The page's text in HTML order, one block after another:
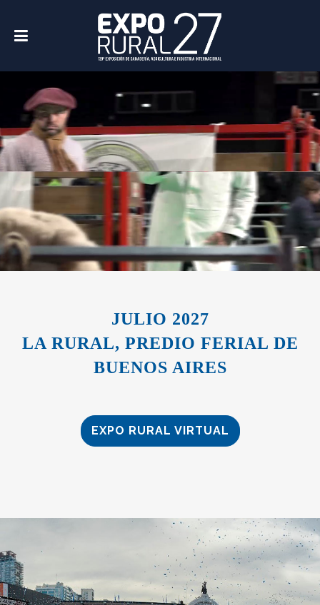
JULIO 2027
LA RURAL, PREDIO FERIAL DE
BUENOS AIRES
EXPO RURAL VIRTUAL